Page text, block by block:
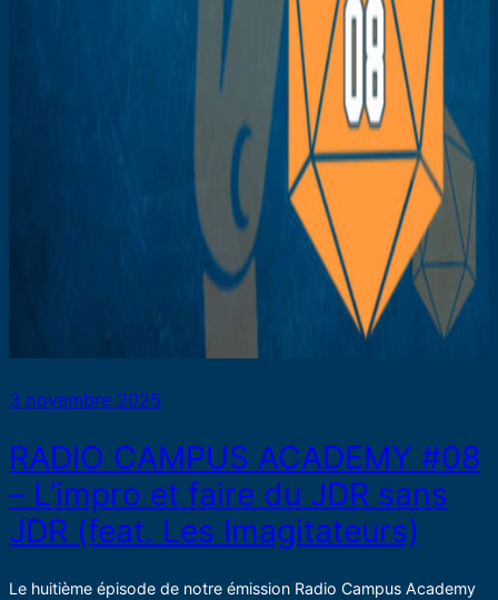
3 novembre 2025
RADIO CAMPUS ACADEMY #08
– L’impro et faire du JDR sans
JDR (feat. Les Imagitateurs)
Le huitième épisode de notre émission Radio Campus Academy